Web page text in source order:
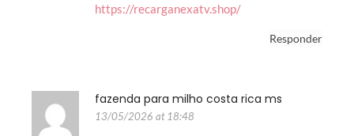
https://recarganexatv.shop/
Responder
fazenda para milho costa rica ms
13/05/2026 at 18:48